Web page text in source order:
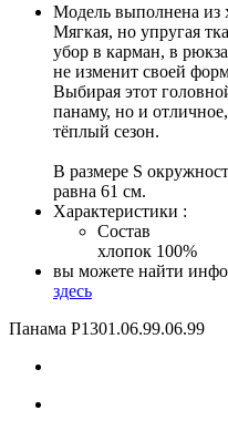
Модель выполнена из
Мягкая, но упругая
убор в карман, в
не изменит своей
Выбирая этот
панаму, но и
тёплый сезон.
В размере S
равна 61 см.
Характеристики :
Состав
хлопок 100%
вы можете найти
здесь
Панама Р1301.06.99.06.99